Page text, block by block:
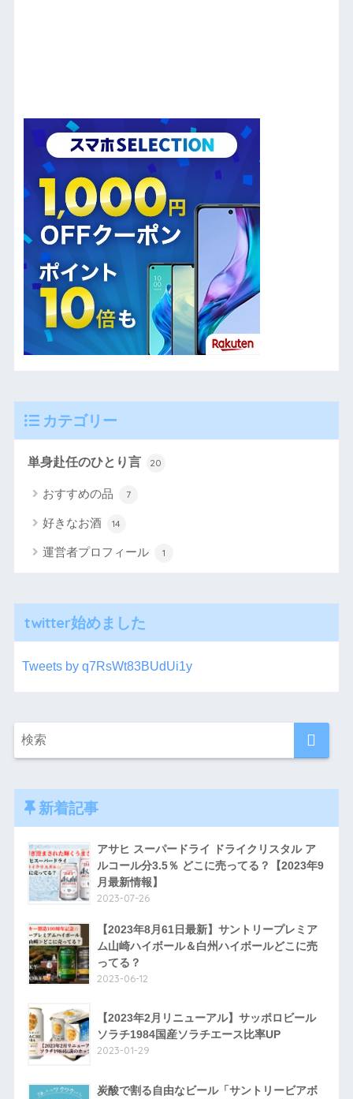
カテゴリー
単身赴任のひとり言 20
おすすめの品 7
好きなお酒 14
運営者プロフィール 1
twitter始めました
Tweets by q7RsWt83BUdUi1y
新着記事
アサヒ スーパードライ ドライクリスタル ア
ルコール分3.5％ どこに売ってる？【2023年9
月最新情報】
2023-07-26
【2023年8月61日最新】サントリープレミア
ム山崎ハイボール＆白州ハイボールどこに売
ってる？
2023-06-12
【2023年2月リニューアル】サッポロビール
ソラチ1984国産ソラチエース比率UP
2023-01-29
炭酸で割る自由なビール「サントリービアボ